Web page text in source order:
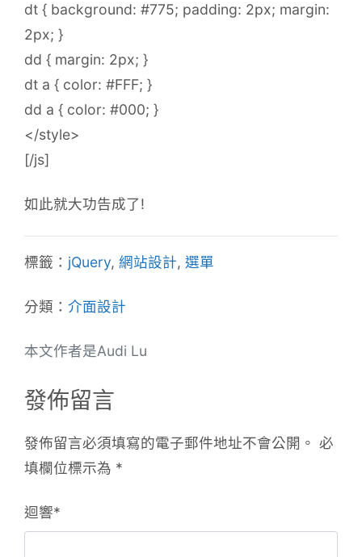
dt { background: #775; padding: 2px; margin:
2px; }
dd { margin: 2px; }
dt a { color: #FFF; }
dd a { color: #000; }
</style>
[/js]
如此就大功告成了!
標籤： jQuery, 網站設計, 選單
分類： 介面設計
本文作者是Audi Lu
發佈留言
發佈留言必須填寫的電子郵件地址不會公開。 必
填欄位標示為 *
迴響*